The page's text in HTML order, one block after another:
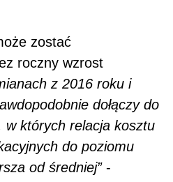
zostać
roczny wzrost
z 2016 roku i
dołączy do
w których relacja kosztu
do poziomu
od średniej”-